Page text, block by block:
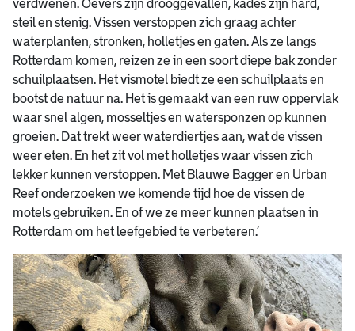
verdwenen. Oevers zijn drooggevallen, kades zijn hard,
steil en stenig. Vissen verstoppen zich graag achter
waterplanten, stronken, holletjes en gaten. Als ze langs
Rotterdam komen, reizen ze in een soort diepe bak zonder
schuilplaatsen. Het vismotel biedt ze een schuilplaats en
bootst de natuur na. Het is gemaakt van een ruw oppervlak
waar snel algen, mosseltjes en watersponzen op kunnen
groeien. Dat trekt weer waterdiertjes aan, wat de vissen
weer eten. En het zit vol met holletjes waar vissen zich
lekker kunnen verstoppen. Met Blauwe Bagger en Urban
Reef onderzoeken we komende tijd hoe de vissen de
motels gebruiken. En of we ze meer kunnen plaatsen in
Rotterdam om het leefgebied te verbeteren.’